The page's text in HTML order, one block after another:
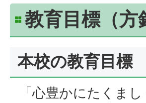
教育目標（方
本校の教育目標
「心豊かにたくま